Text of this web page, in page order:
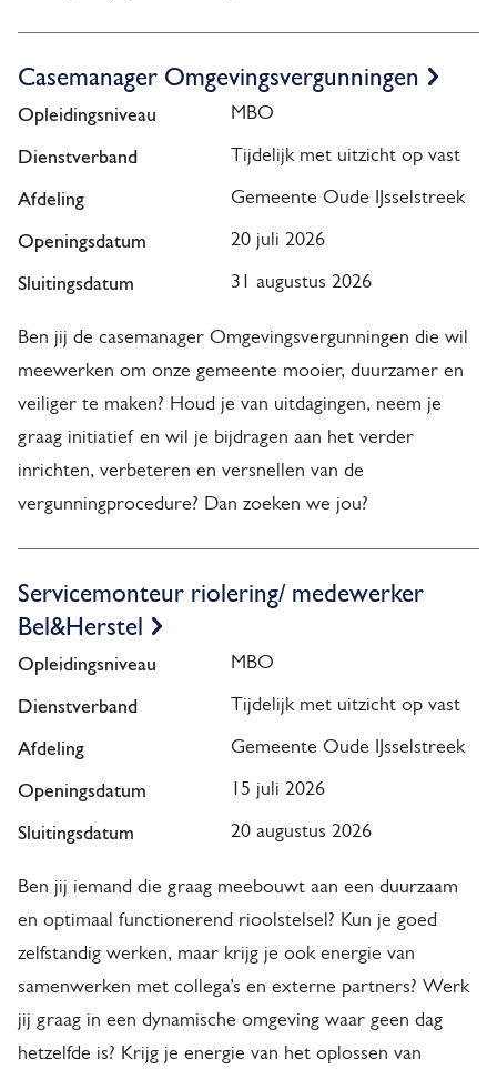
Casemanager Omgevingsvergunningen
Opleidingsniveau MBO
Dienstverband Tijdelijk met uitzicht op vast
Afdeling Gemeente Oude IJsselstreek
Openingsdatum 20 juli 2026
Sluitingsdatum 31 augustus 2026
Ben jij de casemanager Omgevingsvergunningen die wil
meewerken om onze gemeente mooier, duurzamer en
veiliger te maken? Houd je van uitdagingen, neem je
graag initiatief en wil je bijdragen aan het verder
inrichten, verbeteren en versnellen van de
vergunningprocedure? Dan zoeken we jou?
Servicemonteur riolering/ medewerker
Bel&Herstel
Opleidingsniveau MBO
Dienstverband Tijdelijk met uitzicht op vast
Afdeling Gemeente Oude IJsselstreek
Openingsdatum 15 juli 2026
Sluitingsdatum 20 augustus 2026
Ben jij iemand die graag meebouwt aan een duurzaam
en optimaal functionerend rioolstelsel? Kun je goed
zelfstandig werken, maar krijg je ook energie van
samenwerken met collega’s en externe partners? Werk
jij graag in een dynamische omgeving waar geen dag
hetzelfde is? Krijg je energie van het oplossen van